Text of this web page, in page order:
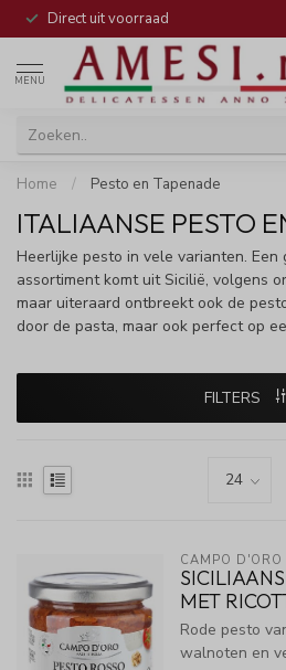
Direct uit voorraad
MENU
Home / Pesto en Tapenade
ITALIAANSE PESTO
Heerlijke pesto in vele varianten. Een
assortiment komt uit Sicilië, volgens
maar uiteraard ontbreekt ook de
door de pasta, maar ook perfect op
FILTERS
CAMPO D'ORO
MET
Rode pesto
walnoten en